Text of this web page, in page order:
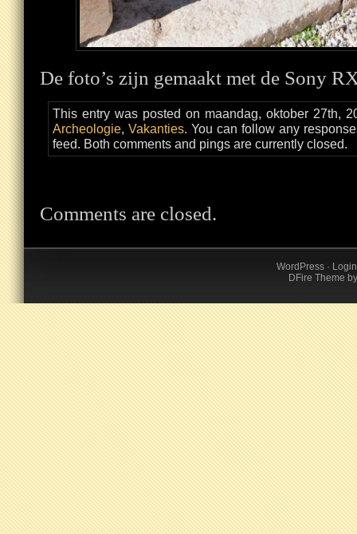
De foto’s zijn gemaakt met de Sony
This entry was posted on maandag, oktober 27th,
Archeologie, Vakanties. You can follow any
feed. Both comments and pings are currently closed.
Comments are closed.
WordPress· Login
DFire Theme